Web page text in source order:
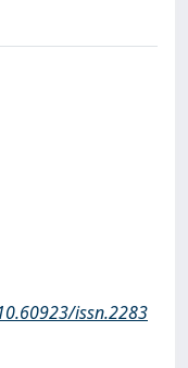
issn.2283